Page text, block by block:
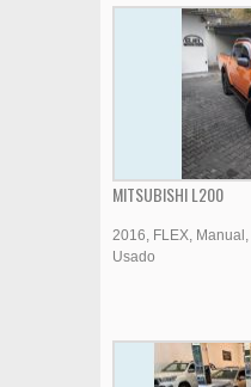
MITSUBISHI L200
2016 FLEX Manual
Usado